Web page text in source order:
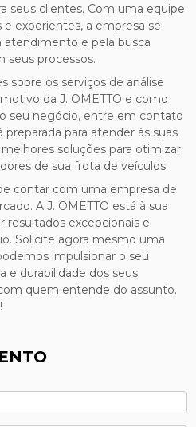
seus clientes. Com uma equipe
experientes, a empresa se
atendimento e pela busca
seus processos.
sobre os serviços de análise
da J. OMETTO e como
seu negócio, entre em contato
para atender às suas
soluções para otimizar
de sua frota de veículos.
contar com uma empresa de
A J. OMETTO está à sua
resultados excepcionais e
Solicite agora mesmo uma
impulsionar o seu
e durabilidade dos seus
quem entende do assunto.